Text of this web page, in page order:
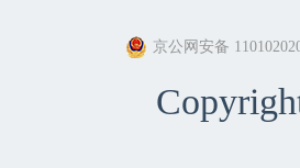
京公网安备